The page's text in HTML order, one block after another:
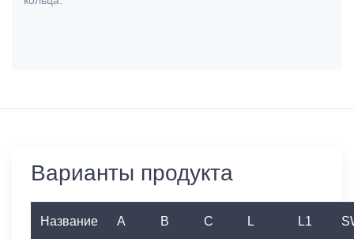
Варианты продукта
Название A B C L L1